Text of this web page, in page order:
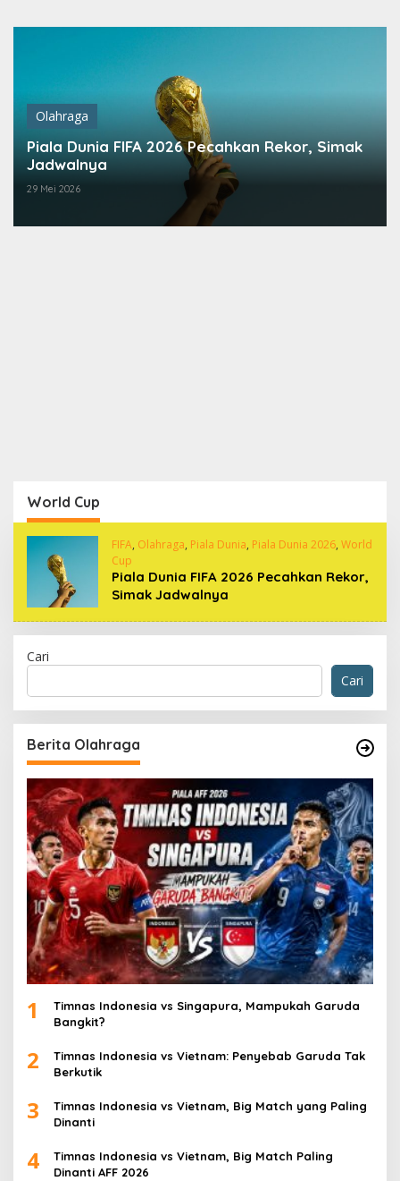
Olahraga
Piala Dunia FIFA 2026 Pecahkan Rekor, Simak
Jadwalnya
29 Mei 2026
World Cup
FIFA, Olahraga, Piala Dunia, Piala Dunia 2026, World
Cup
Piala Dunia FIFA 2026 Pecahkan Rekor,
Simak Jadwalnya
Cari
Cari
Berita Olahraga
1
Timnas Indonesia vs Singapura, Mampukah Garuda
Bangkit?
2
Timnas Indonesia vs Vietnam: Penyebab Garuda Tak
Berkutik
3
Timnas Indonesia vs Vietnam, Big Match yang Paling
Dinanti
4
Timnas Indonesia vs Vietnam, Big Match Paling
Dinanti AFF 2026